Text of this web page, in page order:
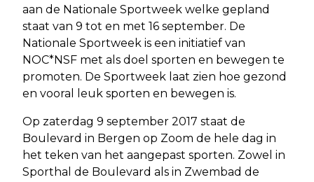
aan de Nationale Sportweek welke gepland
staat van 9 tot en met 16 september. De
Nationale Sportweek is een initiatief van
NOC*NSF met als doel sporten en bewegen te
promoten. De Sportweek laat zien hoe gezond
en vooral leuk sporten en bewegen is.
Op zaterdag 9 september 2017 staat de
Boulevard in Bergen op Zoom de hele dag in
het teken van het aangepast sporten. Zowel in
Sporthal de Boulevard als in Zwembad de